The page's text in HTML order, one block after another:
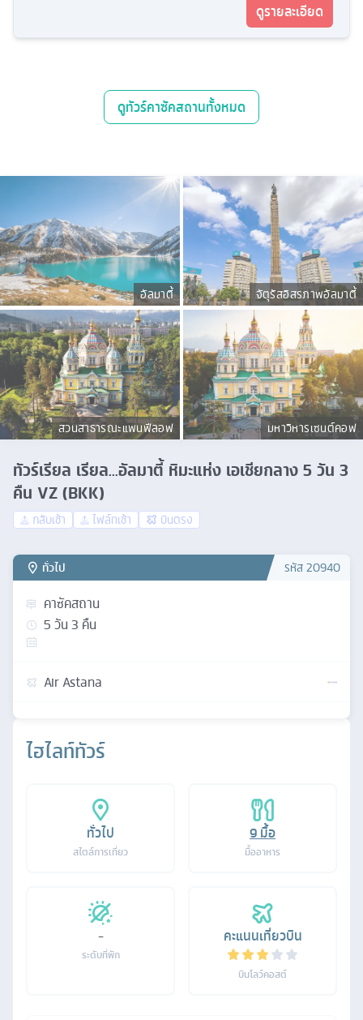
ดูรายละเอียด
ดูทัวร์คาซัคสถานทั้งหมด
อัลมาตี้ จัตุรัสอิสรภาพอัลมาตี้
สวนสาธารณะแพนฟีลอฟ มหาวิหารเซนต์คอฟ
ทัวร์เรียล เรียล...อัลมาตี้ หิมะแห่ง เอเชียกลาง 5 วัน 3
คืน VZ (BKK)
กลับเช้า ไฟล์ทเช้า บินตรง
ไฮไลท์ทัวร์
ทั่วไป
สไตล์การเที่ยว
9มื้อ
มื้ออาหาร
-
ระดับที่พัก
คะแนนเที่ยวบิน
บินโลว์คอสต์
ทั่วไป รหัส20940
คาซัคสถาน
5วัน3 คืน
Air Astana